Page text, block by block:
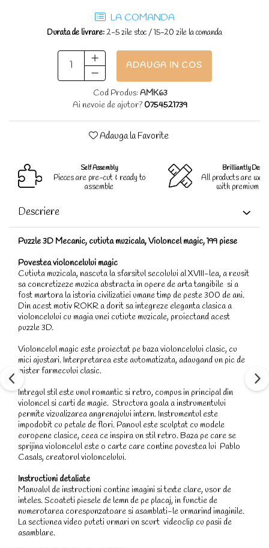
LA COMANDA
Durata de livrare:2-5 zile stoc / 15-20 zile la comanda
ADAUGA IN COS
Cod Produs:AMK63
Ai nevoie de ajutor? 0754521739
Adauga la Favorite
Self Assembly
Pieces are pre-cut & ready to
assemble
Brilliantly
All products are
with premium
Descriere
Puzzle 3D Mecanic, cutiuta muzicala, Violoncel magic, 199 piese
Povestea violoncelului magic
Cutiuta muzicala, nascuta la sfarsitul secolului al XVIII-lea, a reusit
sa concretizeze muzica abstracta in opere de arta tangibile si a
fost martora la istoria civilizatiei umane timp de peste 300 de ani.
Din acest motiv ROKR a dorit sa integreze eleganta clasica a
violoncelului cu magia unei cutiute muzicale, proiectand acest
puzzle 3D.
Violoncelul magic este proiectat pe baza violoncelului clasic, cu
mici ajustari. Interpretarea este automatizata, adaugand un pic de
mister farmecului clasic.
Intregul stil este unul romantic si retro, compus in principal din
violoncel si carti de magie. Structura goala a instrumentului
permite vizualizarea angrenajului intern. Instrumentul este
impodobit cu petale de flori. Panoul este sculptat cu modele
europene clasice, ceea ce inspira un stil retro. Baza pe care se
sprijina violoncelul este o carte care contine povestea lui Pablo
Casals, creatorul violoncelului.
Instructiuni detaliate
Manualul de instructiuni contine imagini si texte clare, usor de
inteles. Scoateti piesele de lemn de pe placaj, in functie de
numerotarea corespunzatoare si asamblati-le urmarind imaginile.
La sectiunea video puteti urmari un scurt videoclip cu pasii de
asamblare.